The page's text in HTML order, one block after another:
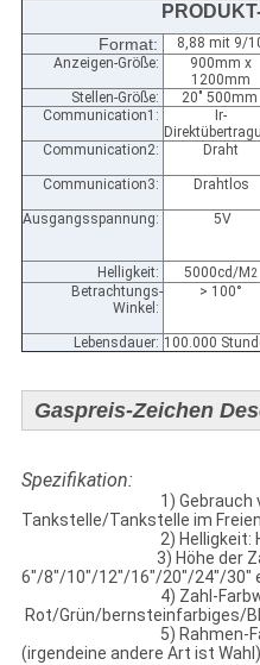
Format: 8,88 mit 9/
Anzeigen-Größe:
900mm x
1200mm
Stellen-Größe: 20" 500mm
Communication1:
Ir-
Communication2: Draht
Communication3: Drahtlos
Ausgangsspannung: 5V
Helligkeit:
5000cd/M 2
Betrachtungs-
Winkel:
> 100°
Lebensdauer: 100.000
Gaspreis-Zeichen
Spezifikation:
1) Gebrauch von
Tankstelle/Tankstelle im Freien
2) Helligkeit:
3) Höhe der Zahl-
6"/8"/10"/12"/16"/20"/24"/30"
4) Zahl-
Rot/Grün/bernsteinfarbiges/
5) Rahmen-Farbe:
(irgendeine andere Art ist Wahl)